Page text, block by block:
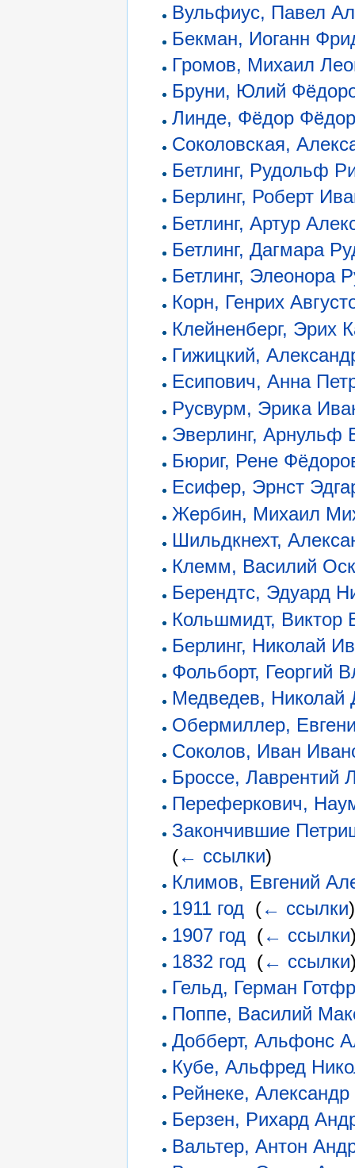
Вульфиус, Павел
Бекман, Иоганн
Громов, Михаил
Бруни, Юлий
Линде, Фёдор
Соколовская,
Бетлинг, Рудольф
Берлинг, Роберт
Бетлинг, Артур
Бетлинг, Дагмара
Бетлинг, Элеонора
Корн, Генрих
Клейненберг, Эрих
Гижицкий,
Есипович, Анна
Русвурм, Эрика
Эверлинг, Арнульф
Бюриг, Рене
Есифер, Эрнст
Жербин, Михаил
Шильдкнехт,
Клемм, Василий
Берендтс, Эдуард
Кольшмидт, Виктор
Берлинг, Николай
Фольборт, Георгий
Медведев, Николай
Обермиллер,
Соколов, Иван
Броссе, Лаврентий
Переферкович,
Закончившие
(← ссылки)
Климов, Евгений
1911 год‎ (← ссылки)
1907 год‎ (← ссылки
1832 год‎ (← ссылки
Гельд, Герман
Поппе, Василий
Добберт, Альфонс
Кубе, Альфред
Рейнеке, Александр
Берзен, Рихард
Вальтер, Антон